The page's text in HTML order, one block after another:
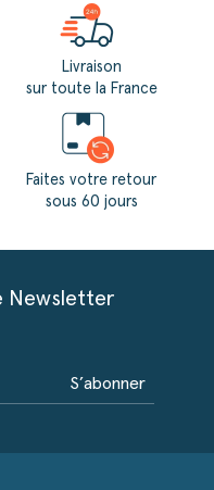
Livraison
sur toute la France
Faites votre retour
sous 60 jours
Newsletter
S’abonner